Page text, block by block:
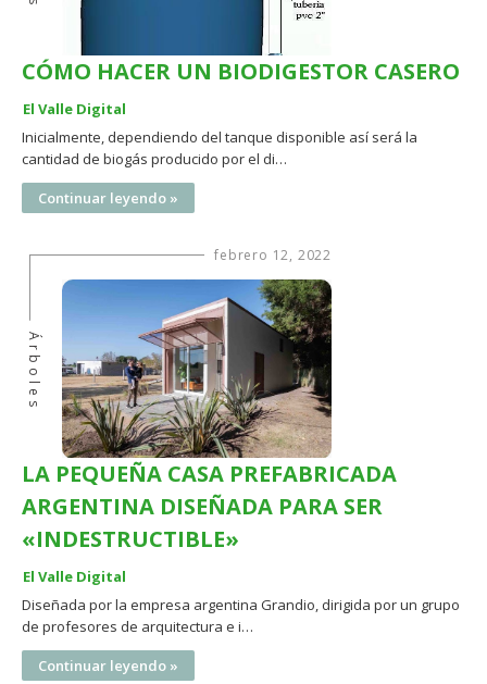
CÓMO HACER UN BIODIGESTOR CASERO
El Valle Digital
Inicialmente, dependiendo del tanque disponible así será la
cantidad de biogás producido por el di…
Continuar leyendo »
febrero 12, 2022
Árboles
LA PEQUEÑA CASA PREFABRICADA
ARGENTINA DISEÑADA PARA SER
«INDESTRUCTIBLE»
El Valle Digital
Diseñada por la empresa argentina Grandio, dirigida por un grupo
de profesores de arquitectura e i…
Continuar leyendo »